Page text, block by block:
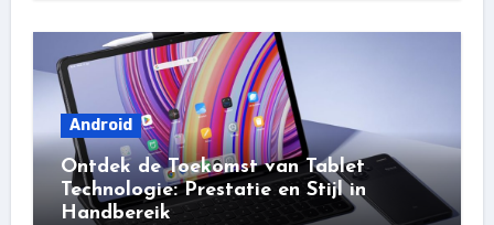
Android
Ontdek de Toekomst van Tablet
Technologie: Prestatie en Stijl in
Handbereik